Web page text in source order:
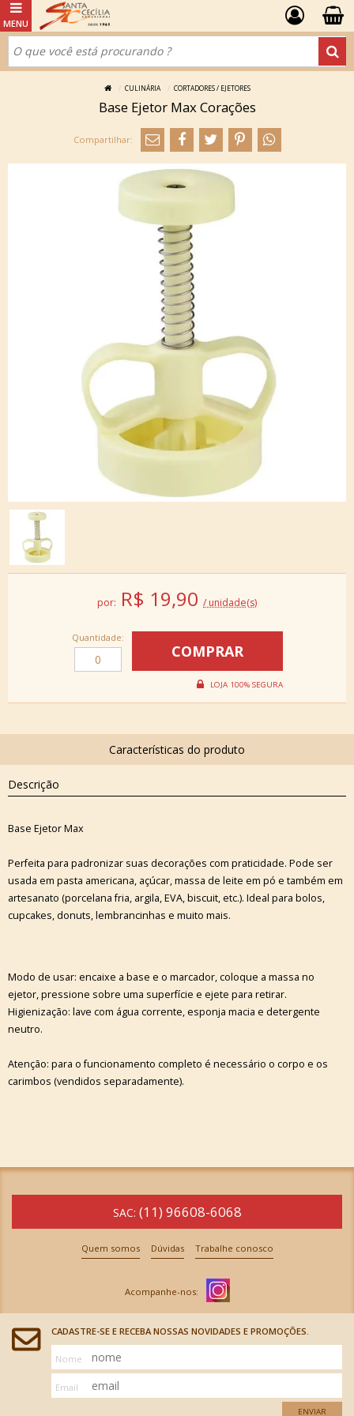
CULINÁRIA CORTADORES / EJETORES
Base Ejetor Max Corações
por: R$ 19,90 / unidade(s)
Quantidade:
Descrição
Base Ejetor Max
Perfeita para padronizar suas decorações com praticidade. Pode ser
usada em pasta americana, açúcar, massa de leite em pó e também em
artesanato (porcelana fria, argila, EVA, biscuit, etc.). Ideal para bolos,
cupcakes, donuts, lembrancinhas e muito mais.
Modo de usar: encaixe a base e o marcador, coloque a massa no
ejetor, pressione sobre uma superfície e ejete para retirar.
Higienização: lave com água corrente, esponja macia e detergente
neutro.
Atenção: para o funcionamento completo é necessário o corpo e os
carimbos (vendidos separadamente).
SAC: (11) 96608-6068
Quem somos Dúvidas Trabalhe conosco
CADASTRE-SE E RECEBA NOSSAS NOVIDADES E PROMOÇÕES.
Nome
Email
ENVIAR